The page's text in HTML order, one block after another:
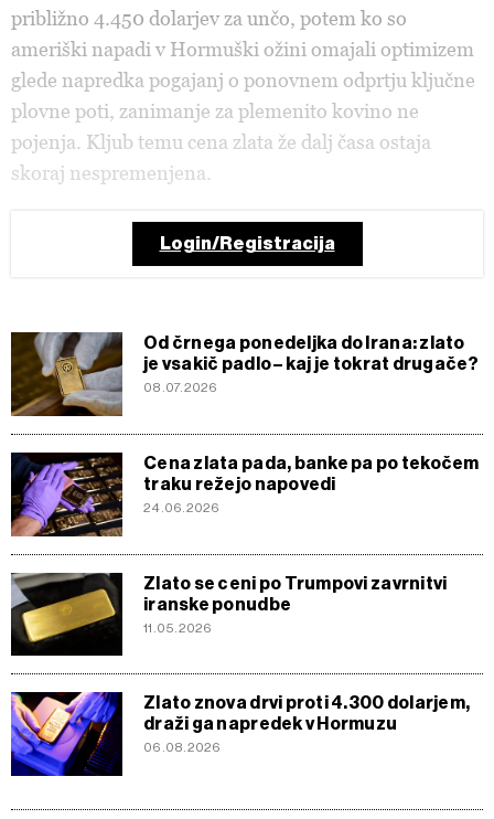
približno 4.450 dolarjev za unčo, potem ko so
ameriški napadi v Hormuški ožini omajali optimizem
glede napredka pogajanj o ponovnem odprtju ključne
plovne poti, zanimanje za plemenito kovino ne
pojenja. Kljub temu cena zlata že dalj časa ostaja
skoraj nespremenjena.
Login/Registracija
Od črnega ponedeljka do Irana: zlato
je vsakič padlo – kaj je tokrat drugače?
08.07.2026
Cena zlata pada, banke pa po tekočem
traku režejo napovedi
24.06.2026
Zlato se ceni po Trumpovi zavrnitvi
iranske ponudbe
11.05.2026
Zlato znova drvi proti 4.300 dolarjem,
draži ga napredek v Hormuzu
06.08.2026